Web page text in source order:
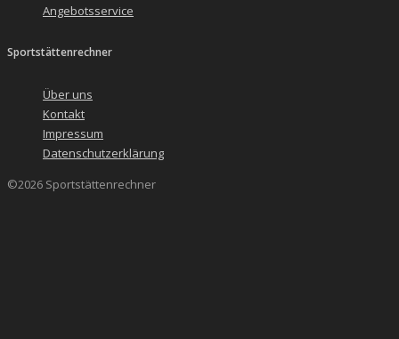
Angebotsservice
Sportstättenrechner
Über uns
Kontakt
Impressum
Datenschutzerklärung
©2026 Sportstättenrechner